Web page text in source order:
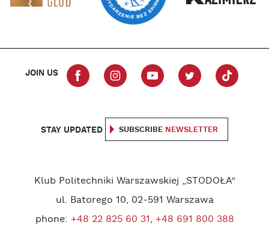
JOIN US
STAY UPDATED SUBSCRIBE NEWSLETTER
Klub Politechniki Warszawskiej „STODOŁA”
ul. Batorego 10, 02-591 Warszawa
phone: +48 22 825 60 31, +48 691 800 388